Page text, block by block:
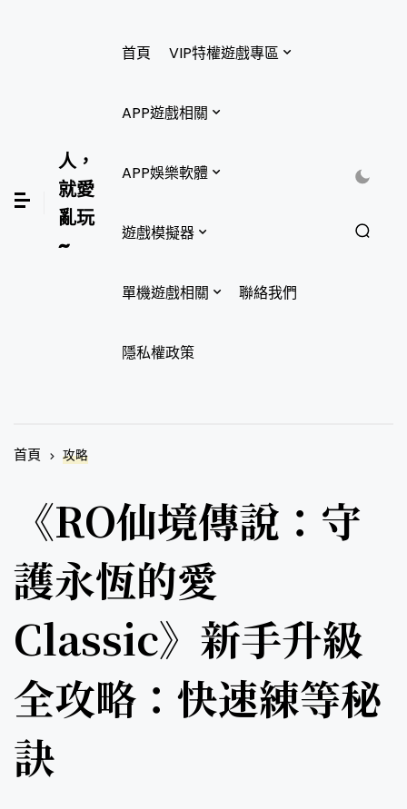
人，
就愛
亂玩
~
首頁 VIP特權遊戲專區
APP遊戲相關
APP娛樂軟體
遊戲模擬器
單機遊戲相關 聯絡我們
隱私權政策
首頁 攻略
《RO仙境傳說：守
護永恆的愛
Classic》新手升級
全攻略：快速練等秘
訣